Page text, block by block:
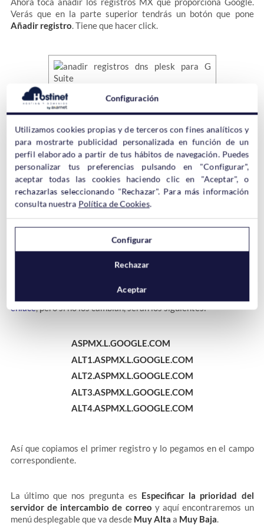
Verás que en la parte superior tendrás un botón que pone
Añadir registro. Tiene que hacer click.
En la nueva ventana que se abrirá, verás un menú desplegable
en la linea Tipo de Registro. Por efecto verás una«A», pero
tenemos que seleccionar«MX».
En la siguiente linea,Dominio de Correo , lo dejaremos en
blanco. Si, en blanco. NO te preocupes por eso.
La tercera linea es importante,«Servidor de intercambio de
, aquí tienes que poner el primero de los registros que
Google te ha dado, que seráASPMX.L.GOOGLE.COM.
Como te hemos comentado antes, los registros MX que pide
son 5 y los puedes encontrar en
enlace, pero si no los cambian, serán los siguientes:
ASPMX.L.GOOGLE.COM
ALT1.ASPMX.L.GOOGLE.COM
ALT2.ASPMX.L.GOOGLE.COM
ALT3.ASPMX.L.GOOGLE.COM
ALT4.ASPMX.L.GOOGLE.COM
Así que copiamos el primer registro y lo pegamos en el campo
correspondiente.
La último que nos pregunta es Especificar la prioridad del
servidor de intercambio de correo y aquí encontraremos un
menú desplegable que va desde Muy Alta a Muy Baja.
Configuración
Utilizamos cookies propias y de terceros con fines analíticos y
para mostrarte publicidad personalizada en función de un
perfil elaborado a partir de tus hábitos de navegación. Puedes
personalizar tus preferencias pulsando en "Configurar",
aceptar todas las cookies haciendo clic en "Aceptar", o
rechazarlas seleccionando "Rechazar". Para más información
consulta nuestra Política de Cookies.
Configurar
Rechazar
Aceptar